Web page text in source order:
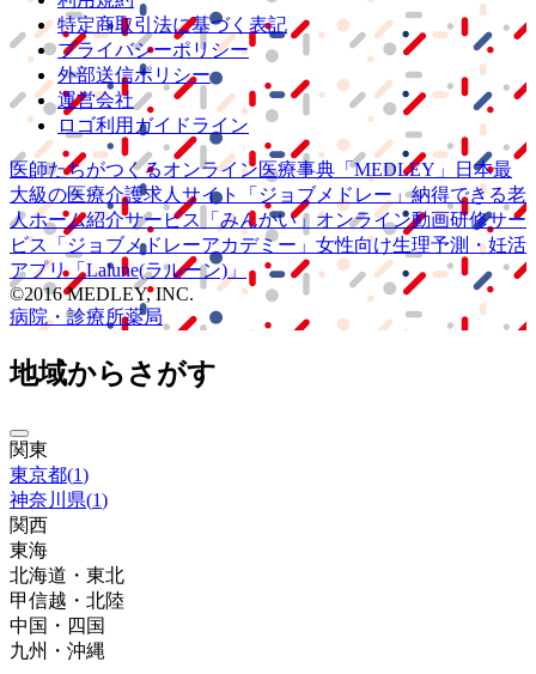
特定商取引法に基づく表記
プライバシーポリシー
外部送信ポリシー
運営会社
ロゴ利用ガイドライン
医師たちがつくるオンライン医療事典 「MEDLEY」
日本最
大級の医療介護求人サイト 「ジョブメドレー」納得できる老
人ホーム紹介サービス
「みんかい」 オンライン動画研修サー
ビス
「ジョブメドレーアカデミー」 女性向け生理予測・妊活
アプリ「Lalune(ラルーン)」
©2016 MEDLEY, INC.
病院・診療所薬局
地域からさがす
関東
東京都(1)
神奈川県(1)
関西
東海
北海道・東北
甲信越・北陸
中国・四国
九州・沖縄